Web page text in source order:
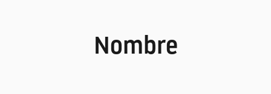
Nombre